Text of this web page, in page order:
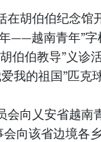
在胡伯伯纪念馆
——越南青年”
伯伯教导”义诊
我的祖国”匹克
会向乂安省越南
向该省边境各